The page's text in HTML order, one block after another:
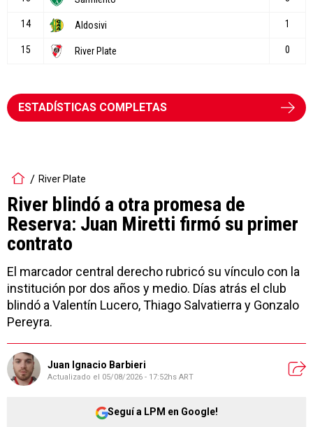
ESTADÍSTICAS COMPLETAS
River Plate
River blindó a otra promesa de
Reserva: Juan Miretti firmó su primer
contrato
El marcador central derecho rubricó su vínculo con la
institución por dos años y medio. Días atrás el club
blindó a Valentín Lucero, Thiago Salvatierra y Gonzalo
Pereyra.
Juan Ignacio Barbieri
Actualizado el 05/08/2026 - 17:52hs ART
Seguí a LPM en Google!